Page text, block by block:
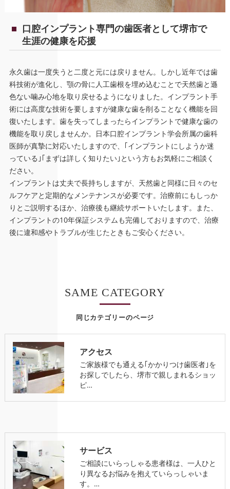
口腔インプラント専門の歯医者として堺市で
生涯の健康を応援
永久歯は一度失うと二度と元には戻りません。しかし近年では歯
科技術が進化し、顎の骨に人工歯根を埋め込むことで天然歯と遜
色ない噛み心地を取り戻せるようになりました。インプラント手
術には高度な技術を要しますが健康な歯を削ることなく機能を回
復いたします。歯を失ってしまったらインプラントで健康な歯の
機能を取り戻しませんか。日本口腔インプラント学会所属の歯科
医師が真摯に対応いたしますので、｢インプラントにしようか迷
っている｣｢まずは詳しく知りたい｣という方もお気軽にご相談く
ださい。
インプラントは丈夫で長持ちしますが、天然歯と同様に日々のセ
ルフケアと定期的なメンテナンスが必要です。治療前にもしっか
りとご説明するほか、治療後も継続サポートいたします。また、
インプラントの10年保証システムも完備しておりますので、治療
後に違和感やトラブルが生じたときもご安心ください。
同じカテゴリーのページ
SAME CATEGORY
アクセス
ご家族様でも通える｢かかりつけ歯医者｣を
お探しでしたら、堺市で親しまれるショッ
ピ…
サービス
ご相談にいらっしゃる患者様は、一人ひと
り異なるお悩みを抱えていらっしゃいま
す。…